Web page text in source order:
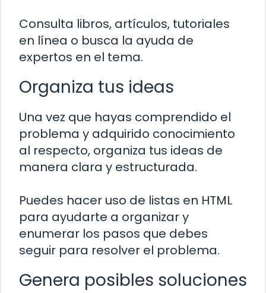
Consulta libros, artículos, tutoriales
en línea o busca la ayuda de
expertos en el tema.
Organiza tus ideas
Una vez que hayas comprendido el
problema y adquirido conocimiento
al respecto, organiza tus ideas de
manera clara y estructurada.
Puedes hacer uso de listas en HTML
para ayudarte a organizar y
enumerar los pasos que debes
seguir para resolver el problema.
Genera posibles soluciones